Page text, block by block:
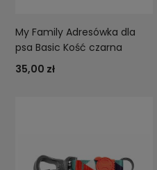
My Family Adresówka dla
psa Basic Kość czarna
35,00 zł